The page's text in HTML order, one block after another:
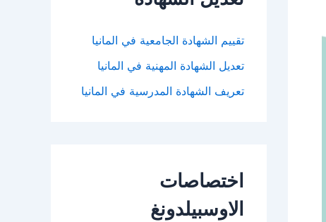
تقييم الشهادة الجامعية في المانيا
تعديل الشهادة المهنية في المانيا
تعريف الشهادة المدرسية في المانيا
اختصاصات
الاوسبيلدونغ